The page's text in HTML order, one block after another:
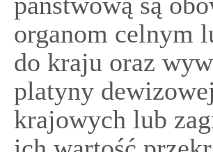
organom celnym
do kraju oraz
platyny
krajowych lub